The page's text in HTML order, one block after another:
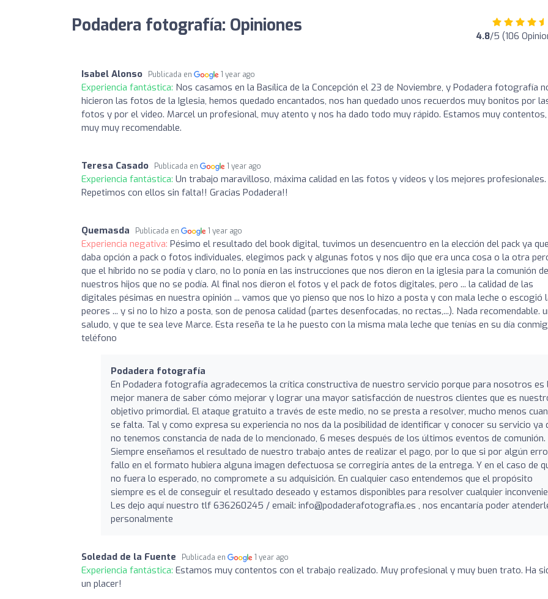
Podadera fotografía: Opiniones 4.8/5 (106
Isabel Alonso Publicada en 1 year ago
Experiencia fantástica: Nos casamos en la Basílica de la Concepción el 23 de Noviembre, y Podadera fotografía
hicieron las fotos de la Iglesia, hemos quedado encantados, nos han quedado unos recuerdos muy bonitos por
fotos y por el video. Marcel un profesional, muy atento y nos ha dado todo muy rápido. Estamos muy
muy muy recomendable.
Teresa Casado Publicada en 1 year ago
Experiencia fantástica: Un trabajo maravilloso, máxima calidad en las fotos y vídeos y los mejores profesionales.
Repetimos con ellos sin falta!! Gracias Podadera!!
Quemasda Publicada en 1 year ago
Experiencia negativa: Pésimo el resultado del book digital, tuvimos un desencuentro en la elección del pack ya que
daba opción a pack o fotos individuales, elegimos pack y algunas fotos y nos dijo que era unca cosa o la otra
que el híbrido no se podía y claro, no lo ponía en las instrucciones que nos dieron en la iglesia para la comunión de
nuestros hijos que no se podía. Al final nos dieron el fotos y el pack de fotos digitales, pero ... la calidad de las
digitales pésimas en nuestra opinión ... vamos que yo pienso que nos lo hizo a posta y con mala leche o escogió
peores ... y si no lo hizo a posta, son de penosa calidad (partes desenfocadas, no rectas,...). Nada recomendable.
saludo, y que te sea leve Marce. Esta reseña te la he puesto con la misma mala leche que tenías en su día
teléfono
Podadera fotografía
En Podadera fotografía agradecemos la crítica constructiva de nuestro servicio porque para nosotros es
mejor manera de saber cómo mejorar y lograr una mayor satisfacción de nuestros clientes que es
objetivo primordial. El ataque gratuito a través de este medio, no se presta a resolver, mucho menos
se falta. Tal y como expresa su experiencia no nos da la posibilidad de identificar y conocer su servicio ya
no tenemos constancia de nada de lo mencionado, 6 meses después de los últimos eventos de comunión.
Siempre enseñamos el resultado de nuestro trabajo antes de realizar el pago, por lo que si por algún
fallo en el formato hubiera alguna imagen defectuosa se corregiría antes de la entrega. Y en el caso de
no fuera lo esperado, no compromete a su adquisición. En cualquier caso entendemos que el propósito
siempre es el de conseguir el resultado deseado y estamos disponibles para resolver cualquier
Les dejo aquí nuestro tlf 636260245 / email: info@podaderafotografia.es , nos encantaría poder
personalmente
Soledad de la Fuente Publicada en 1 year ago
Experiencia fantástica: Estamos muy contentos con el trabajo realizado. Muy profesional y muy buen trato. Ha
un placer!